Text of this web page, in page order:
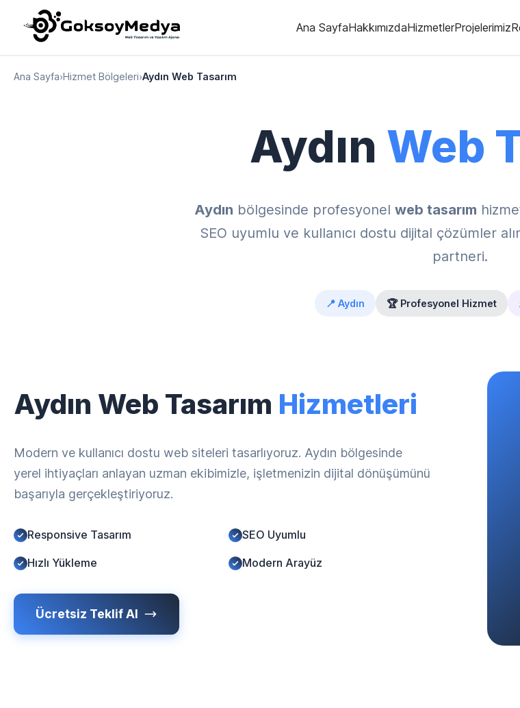
Ana SayfaHakkımızdaHizmetlerProjelerimiz
Ana Sayfa›Hizmet Bölgeleri›Aydın Web Tasarım
Aydın Web
Aydın bölgesinde profesyonel web tasarım
SEO uyumlu ve kullanıcı dostu dijital çözümler
partneri.
📍 Aydın 🏆 Profesyonel Hizmet
Aydın Web Tasarım Hizmetleri
Modern ve kullanıcı dostu web siteleri tasarlıyoruz. Aydın bölgesinde
yerel ihtiyaçları anlayan uzman ekibimizle, işletmenizin dijital dönüşümünü
başarıyla gerçekleştiriyoruz.
Responsive Tasarım SEO Uyumlu
Hızlı Yükleme Modern Arayüz
Ücretsiz Teklif Al